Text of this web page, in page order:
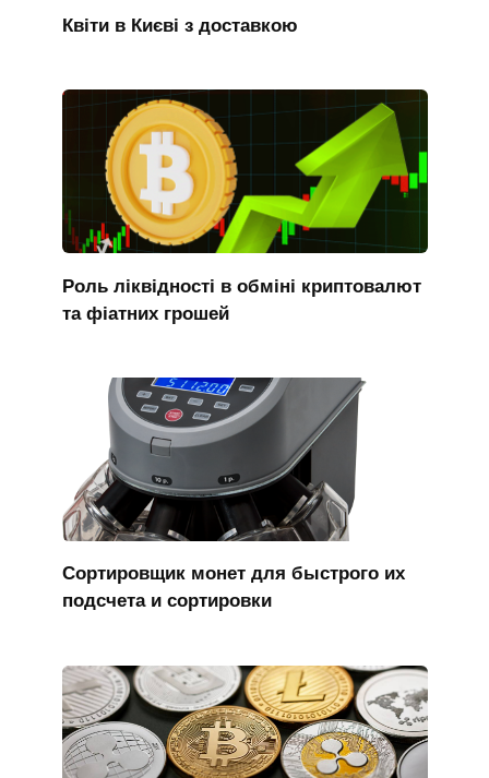
Квіти в Києві з доставкою
Роль ліквідності в обміні криптовалют
та фіатних грошей
Сортировщик монет для быстрого их
подсчета и сортировки